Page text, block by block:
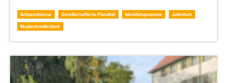
Antisemitismus Gesellschaftliche Pluralität Identitätsprozesse
Judentum
Muslimfeindlichkeit